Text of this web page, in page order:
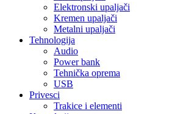
Elektronski upaljači
Kremen upaljači
Metalni upaljači
Tehnologija
Audio
Power bank
Tehnička oprema
USB
Privesci
Trakice i elementi